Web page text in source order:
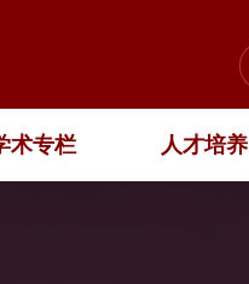
术专栏 人才培养